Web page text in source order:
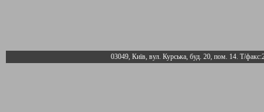
03049, Київ, вул. Курська, буд. 20, пом. 14. Т/